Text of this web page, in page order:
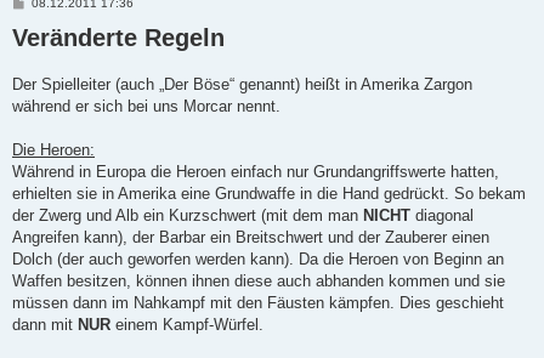
i
t
g
08.12.2011 17:36
Veränderte Regeln
Der Spielleiter (auch „Der Böse“ genannt) heißt in Amerika Zargon
während er sich bei uns Morcar nennt.
Die Heroen:
Während in Europa die Heroen einfach nur Grundangriffswerte hatten,
erhielten sie in Amerika eine Grundwaffe in die Hand gedrückt. So bekam
der Zwerg und Alb ein Kurzschwert (mit dem man NICHT diagonal
Angreifen kann), der Barbar ein Breitschwert und der Zauberer einen
Dolch (der auch geworfen werden kann). Da die Heroen von Beginn an
Waffen besitzen, können ihnen diese auch abhanden kommen und sie
müssen dann im Nahkampf mit den Fäusten kämpfen. Dies geschieht
dann mit NUR einem Kampf-Würfel.